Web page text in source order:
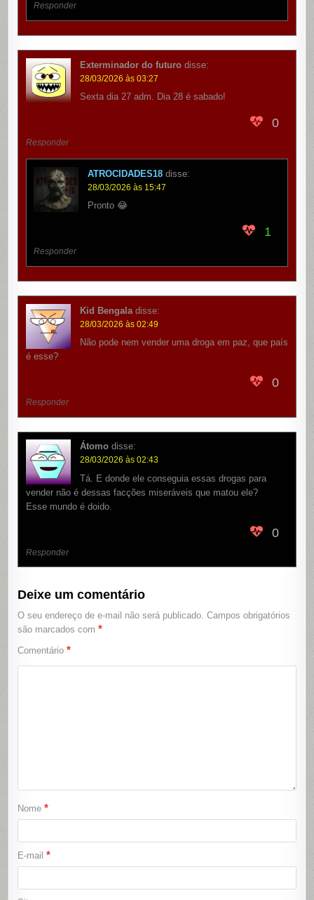
Responder
Exterminador do futuro disse:
28/03/2026 às 03:27
Sexta dia 27 adm. Dia 28 é sabado!
0
Responder
ATROCIDADES18 disse:
28/03/2026 às 15:47
Pronto 😂
1
Responder
Kid Bengala disse:
28/03/2026 às 02:49
Não pode nem vender uma droga em paz, que país
é esse?
0
Responder
Átomo disse:
28/03/2026 às 02:43
Tá. E donde ele conseguia essas drogas para
vender não é dessas facções miseráveis que matou ele?
Esse mundo é doido.
0
Responder
Deixe um comentário
O seu endereço de e-mail não será publicado. Campos obrigatórios
são marcados com*
Comentário*
Nome*
E-mail*